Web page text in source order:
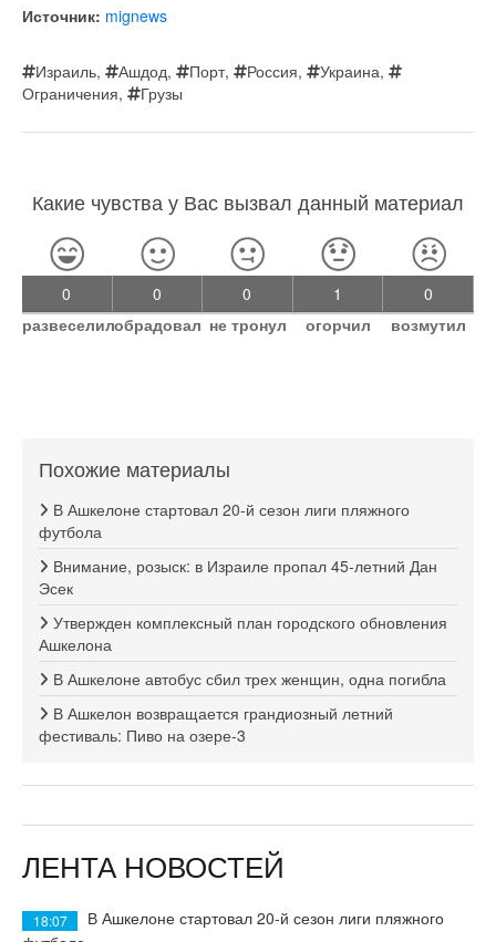
Источник: mignews
Израиль, Ашдод, Порт, Россия, Украина,
Ограничения, Грузы
Какие чувства у Вас вызвал данный материал
0
развеселил
0
обрадовал
0
не тронул
1
огорчил
0
возмутил
Похожие материалы
В Ашкелоне стартовал 20-й сезон лиги пляжного
футбола
Внимание, розыск: в Израиле пропал 45-летний Дан
Эсек
Утвержден комплексный план городского обновления
Ашкелона
В Ашкелоне автобус сбил трех женщин, одна погибла
В Ашкелон возвращается грандиозный летний
фестиваль: Пиво на озере-3
ЛЕНТА НОВОСТЕЙ
18:07
В Ашкелоне стартовал 20-й сезон лиги пляжного